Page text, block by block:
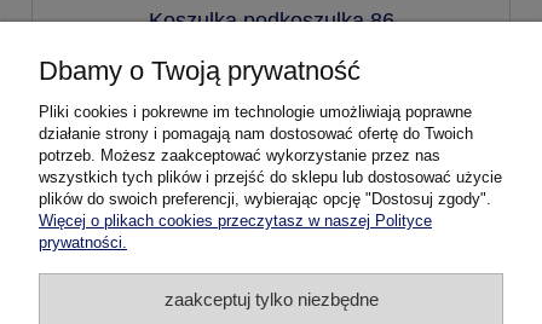
Koszulka podkoszulka 86
17,99 zł
do koszyka
Pomoc
Dbamy o Twoją prywatność
Pliki cookies i pokrewne im technologie umożliwiają poprawne
działanie strony i pomagają nam dostosować ofertę do Twoich
potrzeb. Możesz zaakceptować wykorzystanie przez nas
wszystkich tych plików i przejść do sklepu lub dostosować użycie
plików do swoich preferencji, wybierając opcję "Dostosuj zgody".
Więcej o plikach cookies przeczytasz w naszej Polityce
prywatności.
zaakceptuj tylko niezbędne